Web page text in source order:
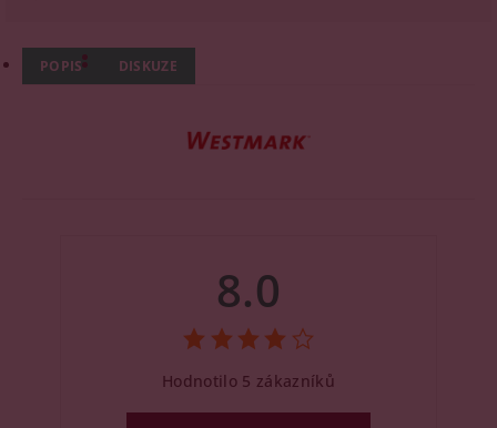
POPIS DISKUZE
8.0
Hodnotilo 5 zákazníků